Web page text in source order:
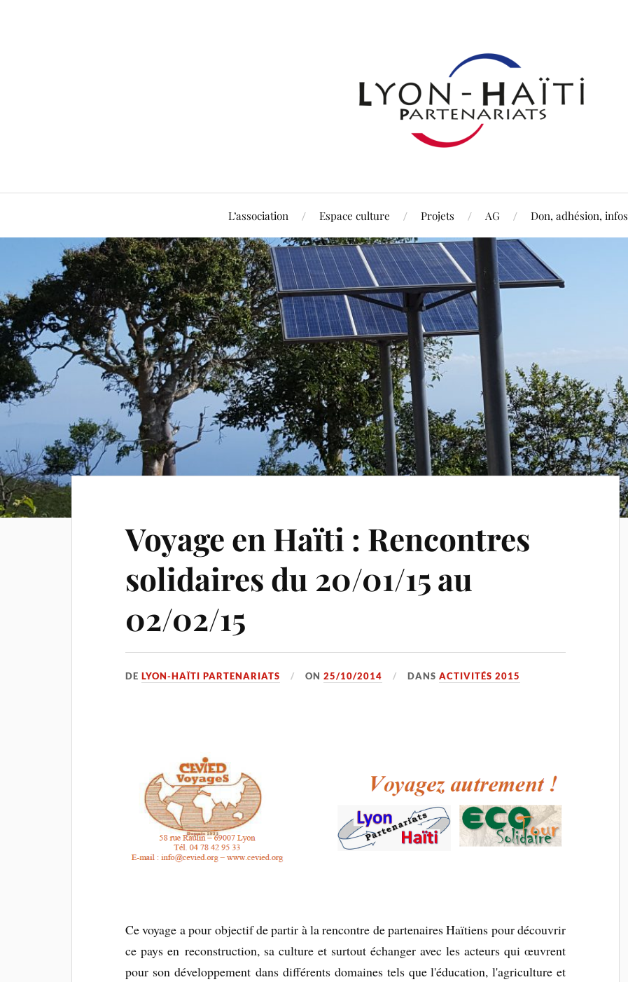
L’association Espace culture Projets AG Don, adhésion, infos
Voyage en Haïti : Rencontres
solidaires du 20/01/15 au
02/02/15
DELYON-HAÏTI PARTENARIATS ON25/10/2014 DANSACTIVITÉS 2015
Ce voyage a pour objectif de partir à la rencontre de partenaires Haïtiens pour découvrir
ce pays en reconstruction, sa culture et surtout échanger avec les acteurs qui œuvrent
pour son développement dans différents domaines tels que l'éducation, l'agriculture et